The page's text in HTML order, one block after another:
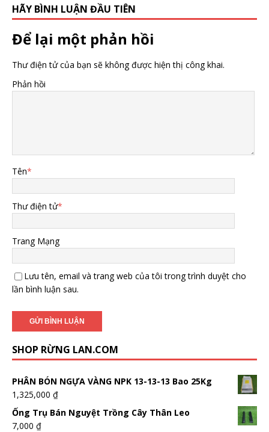
HÃY BÌNH LUẬN ĐẦU TIÊN
Để lại một phản hồi
Thư điện tử của bạn sẽ không được hiện thị công khai.
Phản hồi
Tên*
Thư điện tử*
Trang Mạng
Lưu tên, email và trang web của tôi trong trình duyệt cho
lần bình luận sau.
SHOP RỪNG LAN.COM
PHÂN BÓN NGỰA VÀNG NPK 13-13-13 Bao 25Kg
1,325,000 ₫
Ống Trụ Bán Nguyệt Trồng Cây Thân Leo
7,000 ₫